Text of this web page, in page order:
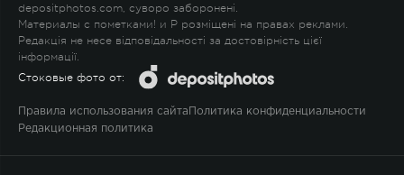
depositphotos.com, суворо заборонені.
Материалы с пометками! и P розміщені на правах реклами.
Редакція не несе відповідальності за достовірність цієї
інформації.
Стоковые фото от:
Правила использования сайта Политика конфиденциальности
Редакционная политика